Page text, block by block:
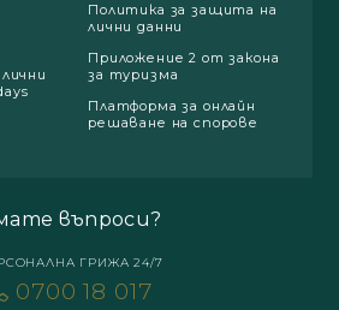
Политика за защита на
лични данни
Приложение 2 от закона
за туризма
Платформа за онлайн
решаване на спорове
въпроси?
ГРИЖА 24/7
0700 18 017